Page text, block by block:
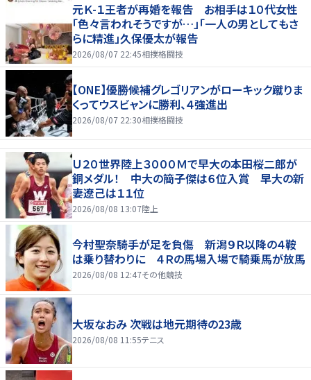
元Ｋ-１王者が再婚を報告 お相手は１０代女性
「色々言われそうですが…」「一人の男としてもさ
らに精進」久保優太が報告
2026/08/07 22:45相撲格闘技
【ONE】優勝候補グレゴリアンがローキック蹴りま
くってウスビャンに勝利、４強進出
2026/08/07 22:30相撲格闘技
Ｕ２０世界陸上３０００Ｍで早大の本田桜二郎が
銅メダル！ 中大の簡子傑は６位入賞 早大の新
妻遼己は１１位
2026/08/08 13:07陸上
今村聖奈騎手が足を負傷 新潟９Ｒ以降の４鞍
は乗り替わりに ４Ｒの馬場入場で騎乗馬が放馬
2026/08/08 12:47その他競技
大坂なおみ 次戦は地元期待の23歳
2026/08/08 11:55テニス